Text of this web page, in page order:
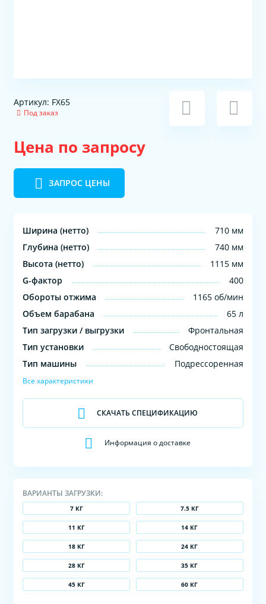
Артикул: FX65
Под заказ
Цена по запросу
ЗАПРОС ЦЕНЫ
Ширина (нетто)
710 мм
Глубина (нетто)
740 мм
Высота (нетто)
1115 мм
G-фактор
400
Обороты отжима
1165 об/мин
Объем барабана
65 л
Тип загрузки / выгрузки
Фронтальная
Тип установки
Свободностоящая
Тип машины
Подрессоренная
Все характеристики
СКАЧАТЬ СПЕЦИФИКАЦИЮ
Информация о доставке
ВАРИАНТЫ ЗАГРУЗКИ:
7 КГ 7.5 КГ
11 КГ 14 КГ
18 КГ 24 КГ
28 КГ 35 КГ
45 КГ 60 КГ